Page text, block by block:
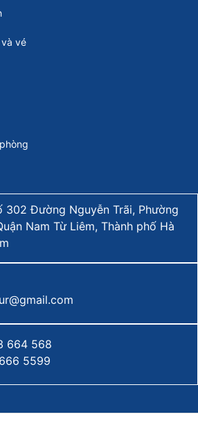
vé
302 Đường Nguyễn Trãi, Phường
Nam Từ Liêm, Thành phố Hà
664 568
5599